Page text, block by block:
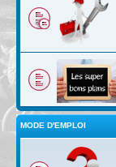
MODE D'EMPLOI